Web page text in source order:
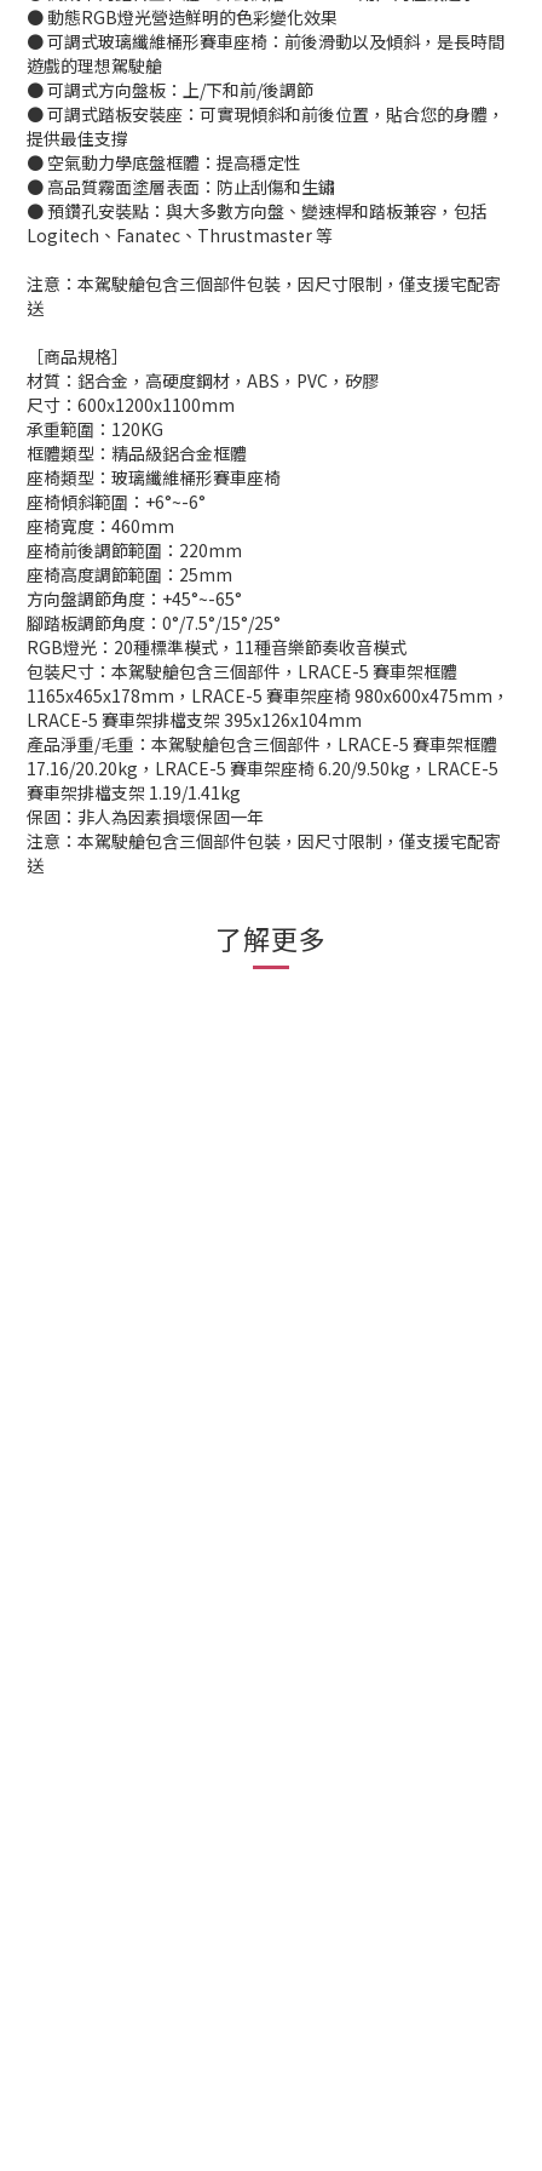
● 動態RGB燈光營造鮮明的色彩變化效果
● 可調式玻璃纖維桶形賽車座椅：前後滑動以及傾斜，是長時間
遊戲的理想駕駛艙
● 可調式方向盤板：上/下和前/後調節
● 可調式踏板安裝座：可實現傾斜和前後位置，貼合您的身體，
提供最佳支撐
● 空氣動力學底盤框體：提高穩定性
● 高品質霧面塗層表面：防止刮傷和生鏽
● 預鑽孔安裝點：與大多數方向盤、變速桿和踏板兼容，包括
Logitech、Fanatec、Thrustmaster 等
注意：本駕駛艙包含三個部件包裝，因尺寸限制，僅支援宅配寄
送
［商品規格］
材質：鋁合金，高硬度鋼材，ABS，PVC，矽膠
尺寸：600x1200x1100mm
承重範圍：120KG
框體類型：精品級鋁合金框體
座椅類型：玻璃纖維桶形賽車座椅
座椅傾斜範圍：+6°~-6°
座椅寬度：460mm
座椅前後調節範圍：220mm
座椅高度調節範圍：25mm
方向盤調節角度：+45°~-65°
腳踏板調節角度：0°/7.5°/15°/25°
RGB燈光：20種標準模式，11種音樂節奏收音模式
包裝尺寸：本駕駛艙包含三個部件，LRACE-5 賽車架框體
1165x465x178mm，LRACE-5 賽車架座椅 980x600x475mm，
LRACE-5 賽車架排檔支架 395x126x104mm
產品淨重/毛重：本駕駛艙包含三個部件，LRACE-5 賽車架框體
17.16/20.20kg，LRACE-5 賽車架座椅 6.20/9.50kg，LRACE-5
賽車架排檔支架 1.19/1.41kg
保固：非人為因素損壞保固一年
注意：本駕駛艙包含三個部件包裝，因尺寸限制，僅支援宅配寄
送
了解更多